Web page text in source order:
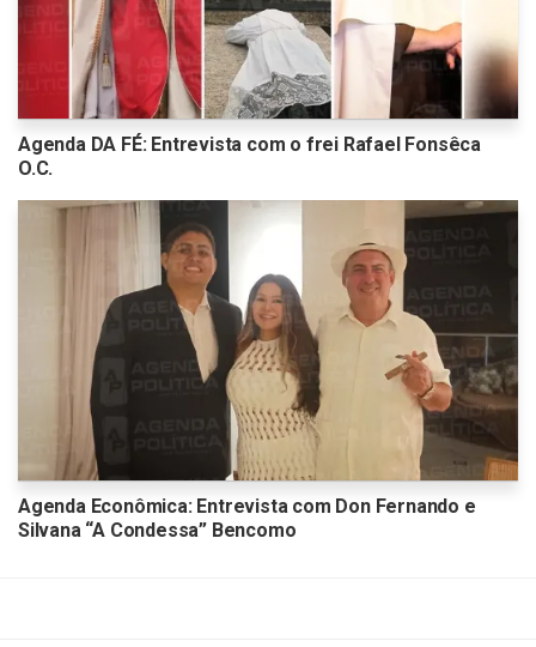
Agenda DA FÉ: Entrevista com o frei Rafael Fonsêca
O.C.
Agenda Econômica: Entrevista com Don Fernando e
Silvana “A Condessa” Bencomo